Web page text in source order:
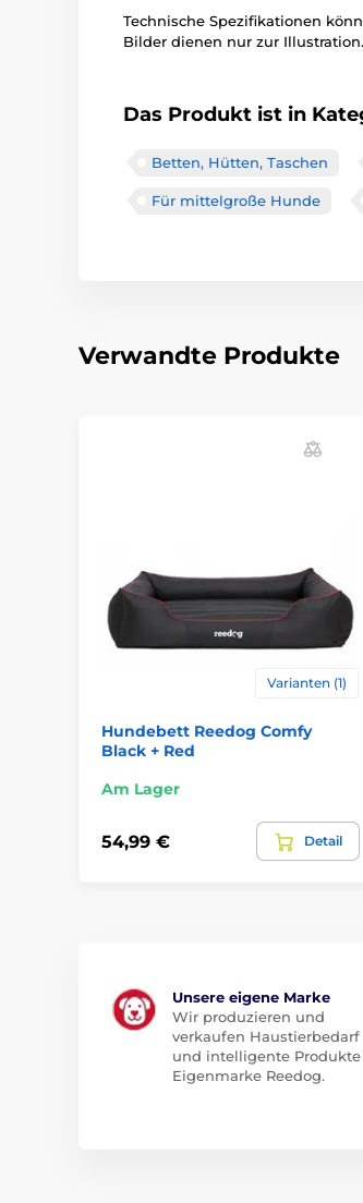
Technische Spezifikationen
Bilder dienen nur zur Illustration.
Das Produkt ist in
Betten, Hütten, Taschen
Für mittelgroße Hunde
Verwandte Produkte
Varianten (1)
Hundebett Reedog Comfy
Black + Red
Am Lager
54,99 € Detail
Unsere eigene Marke
Wir produzieren und
verkaufen Haustierbedarf
und intelligente
Eigenmarke Reedog.